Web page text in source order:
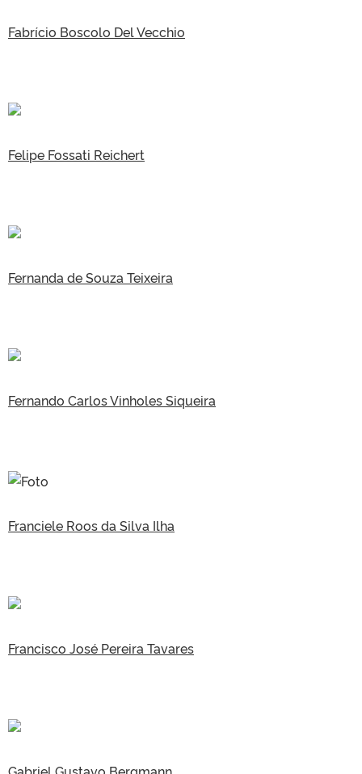
Fabrício Boscolo Del Vecchio
Felipe Fossati Reichert
Fernanda de Souza Teixeira
Fernando Carlos Vinholes Siqueira
Franciele Roos da Silva Ilha
Francisco José Pereira Tavares